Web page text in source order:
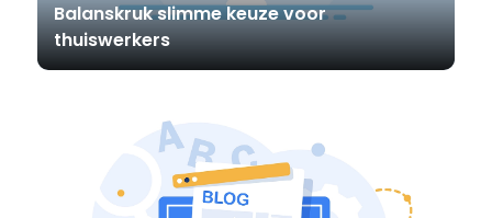
Balanskruk slimme keuze voor
thuiswerkers